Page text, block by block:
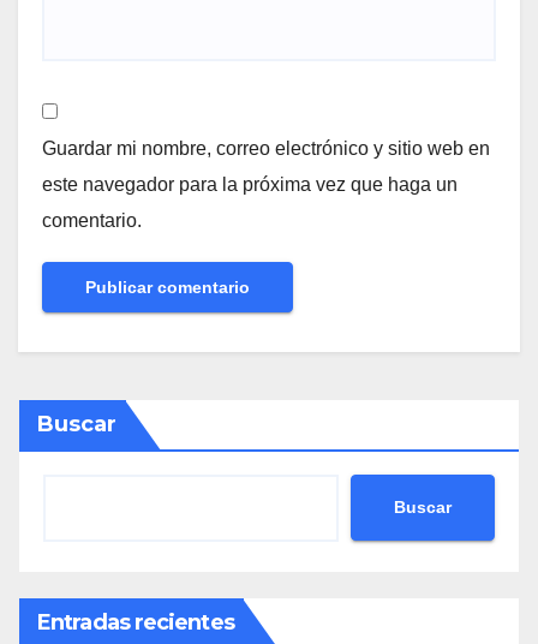
Guardar mi nombre, correo electrónico y sitio web en
este navegador para la próxima vez que haga un
comentario.
Buscar
Buscar
Entradas recientes